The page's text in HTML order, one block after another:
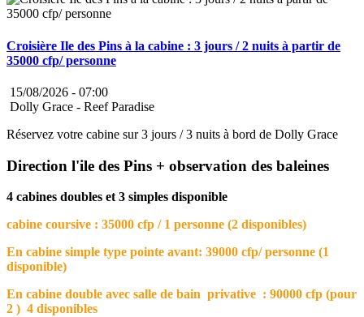
Croisière Ile des Pins à la cabine : 3 jours / 2 nuits à partir de
35000 cfp/ personne
15/08/2026 - 07:00
Dolly Grace - Reef Paradise
Réservez votre cabine sur 3 jours / 3 nuits à bord de Dolly Grace
Direction l'ile des Pins + observation des baleines
4 cabines doubles et 3 simples disponible
cabine coursive : 35000 cfp / 1 personne (2 disponibles)
En cabine simple type pointe avant: 39000 cfp/ personne (1
disponible)
En cabine double avec salle de bain privative : 90000 cfp (pour
2 ) 4 disponibles